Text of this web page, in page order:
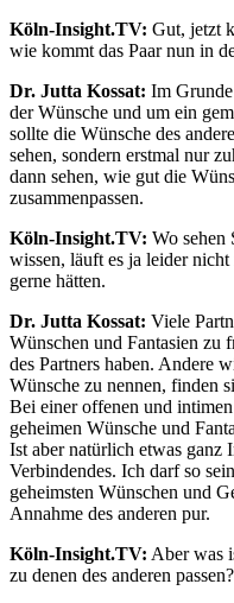
Köln-Insight.TV: Gut, jetzt
wie kommt das Paar nun in
Dr. Jutta Kossat: Im
der Wünsche und um ein
sollte die Wünsche des
sehen, sondern erstmal nur
dann sehen, wie gut die
zusammenpassen.
Köln-Insight.TV: Wo sehen
wissen, läuft es ja leider
gerne hätten.
Dr. Jutta Kossat: Viele
Wünschen und Fantasien
des Partners haben. Andere
Wünsche zu nennen, finden
Bei einer offenen und
geheimen Wünsche und
Ist aber natürlich etwas ganz
Verbindendes. Ich darf so
geheimsten Wünschen und
Annahme des anderen pur.
Köln-Insight.TV: Aber was
zu denen des anderen passen?